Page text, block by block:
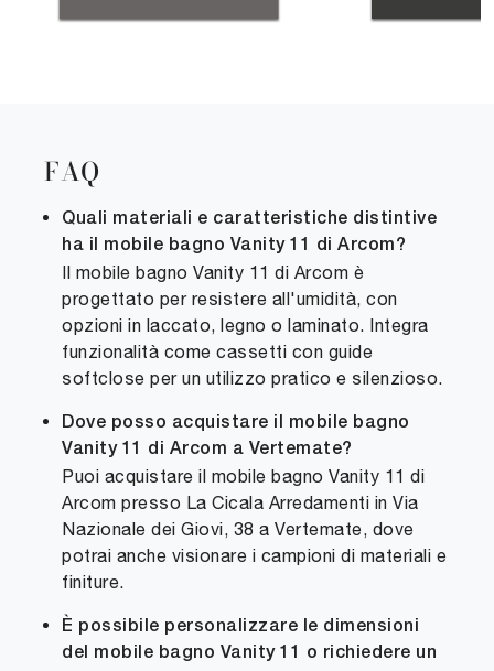
FAQ
Quali materiali e caratteristiche distintive
ha il mobile bagno Vanity 11 di Arcom?
Il mobile bagno Vanity 11 di Arcom è
progettato per resistere all'umidità, con
opzioni in laccato, legno o laminato. Integra
funzionalità come cassetti con guide
softclose per un utilizzo pratico e silenzioso.
Dove posso acquistare il mobile bagno
Vanity 11 di Arcom a Vertemate?
Puoi acquistare il mobile bagno Vanity 11 di
Arcom presso La Cicala Arredamenti in Via
Nazionale dei Giovi, 38 a Vertemate, dove
potrai anche visionare i campioni di materiali e
finiture.
È possibile personalizzare le dimensioni
del mobile bagno Vanity 11 o richiedere un